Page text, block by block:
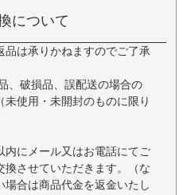
について
品は承りかねますのでご了承
、破損品、誤配送の場合の
使用・未開封のものに限り
内にメール又はお電話にてご
させていただきます。（な
合は商品代金を返金いたし